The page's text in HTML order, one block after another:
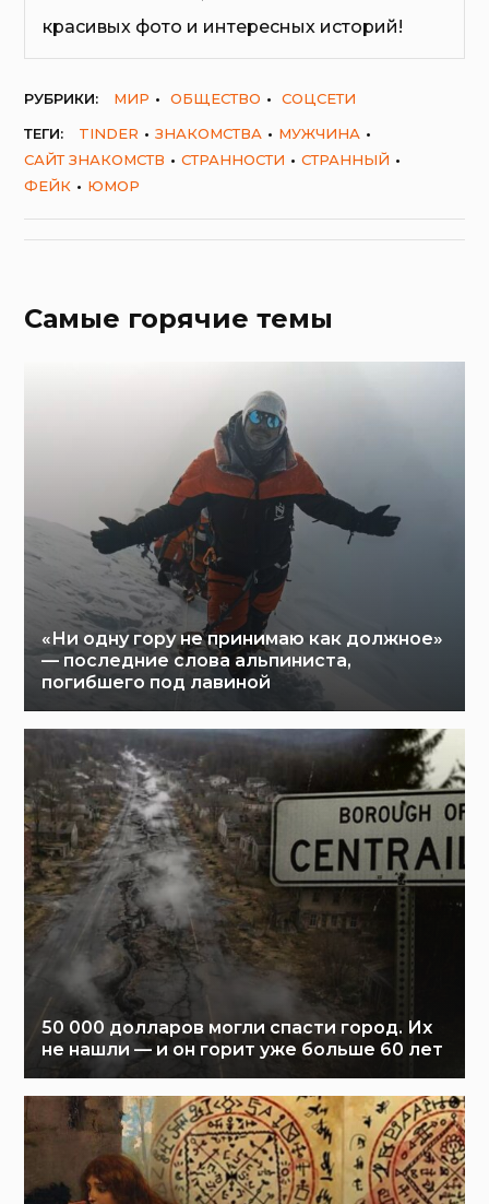
красивых фото и интересных историй!
РУБРИКИ: МИР ОБЩЕСТВО
СОЦСЕТИ
ТЕГИ:
TINDER ЗНАКОМСТВА
МУЖЧИНА
САЙТ ЗНАКОМСТВ
СТРАННОСТИ
СТРАННЫЙ
ФЕЙК
ЮМОР
Самые горячие темы
«Ни одну гору не принимаю как должное»
— последние слова альпиниста,
погибшего под лавиной
50 000 долларов могли спасти город. Их
не нашли — и он горит уже больше 60 лет